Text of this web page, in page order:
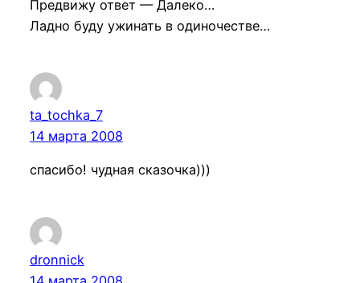
Предвижу ответ — Далеко…
Ладно буду ужинать в одиночестве…
ta_tochka_7
14 марта 2008
спасибо! чудная сказочка)))
dronnick